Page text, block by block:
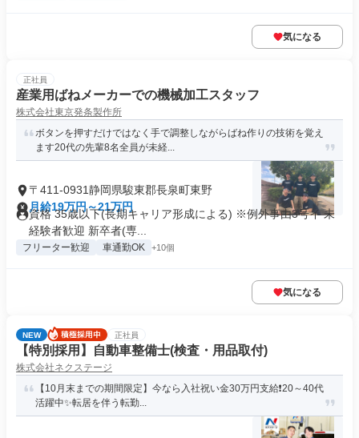
気になる
正社員
産業用ばねメーカーでの機械加工スタッフ
株式会社東京発条製作所
ボタンを押すだけではなく手で調整しながらばね作りの技術を覚え
ます20代の先輩8名全員が未経...
〒411-0931静岡県駿東郡長泉町東野
月給19万円～21万円
資格 35歳以下(長期キャリア形成による) ※例外事由3号イ 未
経験者歓迎 新卒者(専...
フリーター歓迎 車通勤OK +10個
気になる
NEW 正社員
【特別採用】自動車整備士(検査・用品取付)
株式会社ネクステージ
【10月末までの期間限定】今なら入社祝い金30万円支給❗20～40代
活躍中✨転居を伴う転勤...